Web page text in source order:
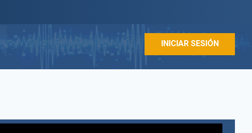
INICIAR SESIÓN